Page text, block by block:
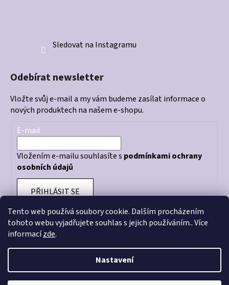
Tento web používá soubory cookie. Dalším procházením
tohoto webu vyjadřujete souhlas s jejich používáním.. Více
informacízde.
Nastavení
Sledovat na Instagramu
Odebírat newsletter
Vložte svůj e-mail a my vám budeme zasílat informace o
nových produktech na našem e-shopu.
E-mail
Vložením e-mailu souhlasíte s podmínkami ochrany
osobních údajů
PŘIHLÁSIT SE
Otevírací doba prodejny: PO - PÁ 10:00 - 18:00